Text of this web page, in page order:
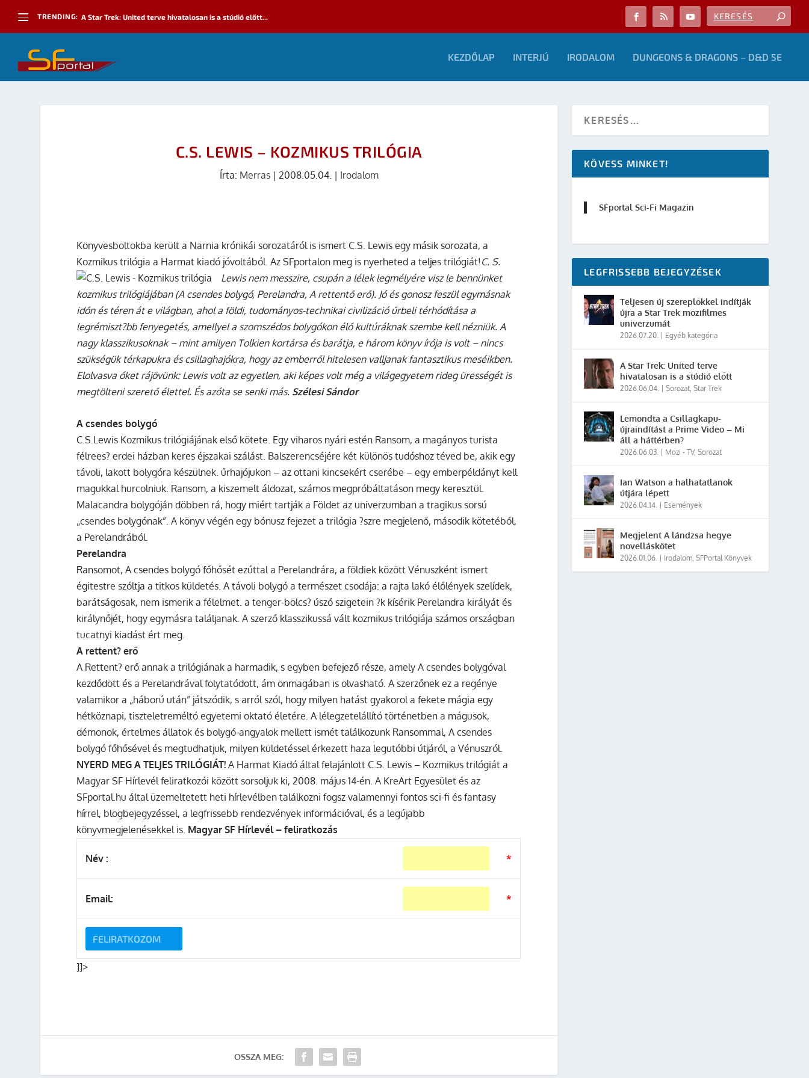
TRENDING: A Star Trek: United terve hivatalosan is a stúdió előtt...
KEZDŐLAP INTERJÚ IRODALOM DUNGEONS & DRAGONS – D&D 5E
C.S. LEWIS – KOZMIKUS TRILÓGIA
Írta: Merras| 2008.05.04. | Irodalom
Könyvesboltokba került a Narnia krónikái sorozatáról is ismert C.S. Lewis egy másik sorozata, a
Kozmikus trilógia a Harmat kiadó jóvoltából. Az SFportalon meg is nyerheted a teljes trilógiát!C. S.
Lewis nem messzire, csupán a lélek legmélyére visz le bennünket
kozmikus trilógiájában (A csendes bolygó, Perelandra, A rettentő erő). Jó és gonosz feszül egymásnak
időn és téren át e világban, ahol a földi, tudományos-technikai civilizáció űrbeli térhódítása a
legrémiszt?bb fenyegetés, amellyel a szomszédos bolygókon élő kultúráknak szembe kell nézniük. A
nagy klasszikusoknak – mint amilyen Tolkien kortársa és barátja, e három könyv írója is volt – nincs
szükségük térkapukra és csillaghajókra, hogy az emberről hitelesen valljanak fantasztikus meséikben.
Elolvasva őket rájövünk: Lewis volt az egyetlen, aki képes volt még a világegyetem rideg ürességét is
megtölteni szerető élettel. És azóta se senki más. Szélesi Sándor
A csendes bolygó
C.S.Lewis Kozmikus trilógiájának első kötete. Egy viharos nyári estén Ransom, a magányos turista
félrees? erdei házban keres éjszakai szálást. Balszerencséjére két különös tudóshoz téved be, akik egy
távoli, lakott bolygóra készülnek. űrhajójukon – az ottani kincsekért cserébe – egy emberpéldányt kell
magukkal hurcolniuk. Ransom, a kiszemelt áldozat, számos megpróbáltatáson megy keresztül.
Malacandra bolygóján döbben rá, hogy miért tartják a Földet az univerzumban a tragikus sorsú
„csendes bolygónak”. A könyv végén egy bónusz fejezet a trilógia ?szre megjelenő, második kötetéből,
a Perelandrából.
Perelandra
Ransomot, A csendes bolygó főhősét ezúttal a Perelandrára, a földiek között Vénuszként ismert
égitestre szóltja a titkos küldetés. A távoli bolygó a természet csodája: a rajta lakó élőlények szelídek,
barátságosak, nem ismerik a félelmet. a tenger-bölcs? úszó szigetein ?k kísérik Perelandra királyát és
királynőjét, hogy egymásra találjanak. A szerző klasszikussá vált kozmikus trilógiája számos országban
tucatnyi kiadást ért meg.
A rettent? erő
A Rettent? erő annak a trilógiának a harmadik, s egyben befejező része, amely A csendes bolygóval
kezdődött és a Perelandrával folytatódott, ám önmagában is olvasható. A szerzőnek ez a regénye
valamikor a „háború után” játszódik, s arról szól, hogy milyen hatást gyakorol a fekete mágia egy
hétköznapi, tiszteletreméltó egyetemi oktató életére. A lélegzetelállító történetben a mágusok,
démonok, értelmes állatok és bolygó-angyalok mellett ismét találkozunk Ransommal, A csendes
bolygó főhősével és megtudhatjuk, milyen küldetéssel érkezett haza legutóbbi útjáról, a Vénuszról.
NYERD MEG A TELJES TRILÓGIÁT! A Harmat Kiadó által felajánlott C.S. Lewis – Kozmikus trilógiát a
Magyar SF Hírlevél feliratkozói között sorsoljuk ki, 2008. május 14-én. A KreArt Egyesület és az
SFportal.hu által üzemeltetett heti hírlevélben találkozni fogsz valamennyi fontos sci-fi és fantasy
hírrel, blogbejegyzéssel, a legfrissebb rendezvények információval, és a legújabb
könyvmegjelenésekkel is. Magyar SF Hírlevél – feliratkozás
Név : *
Email: *
]]>
OSSZA MEG:
KÖVESS MINKET!
SFportal Sci-Fi Magazin
LEGFRISSEBB BEJEGYZÉSEK
Teljesen új szereplőkkel indítják
újra a Star Trek mozifilmes
univerzumát
2026.07.20. Egyéb kategória
A Star Trek: United terve
hivatalosan is a stúdió előtt
2026.06.04. |Sorozat,Star Trek
Lemondta a Csillagkapu-
újraindítást a Prime Video – Mi
áll a háttérben?
2026.06.03. Mozi - TV,Sorozat
Ian Watson a halhatatlanok
útjára lépett
2026.04.14. Események
Megjelent A lándzsa hegye
novelláskötet
2026.01.06. Irodalom,SFPortal Könyvek